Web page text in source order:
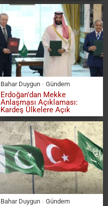
Bahar Duygun Gündem
Erdoğan’dan Mekke
Anlaşması Açıklaması:
Kardeş Ülkelere Açık
Bahar Duygun Gündem